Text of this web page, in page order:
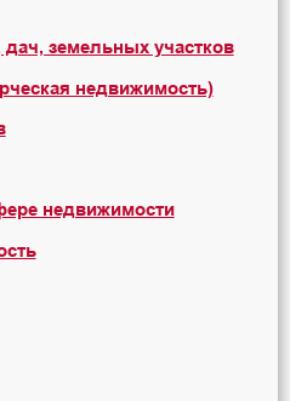
земельных участков
недвижимость)
недвижимости